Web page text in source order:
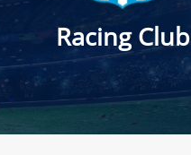
Racing Club